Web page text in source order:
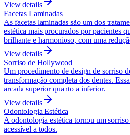
View details
Facetas Laminadas
As facetas laminadas são um dos
estética mais procurados por pacientes
brilhante e harmonioso, com uma
View details
Sorriso de Hollywood
Um procedimento de design de sorriso
transformação completa dos dentes.
arcada superior quanto a inferior.
View details
Odontologia Estética
A odontologia estética tornou um
acessível a todos.